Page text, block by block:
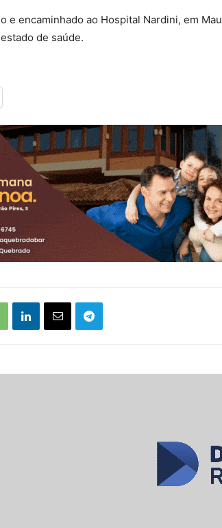
e encaminhado ao Hospital Nardini, em
de saúde.